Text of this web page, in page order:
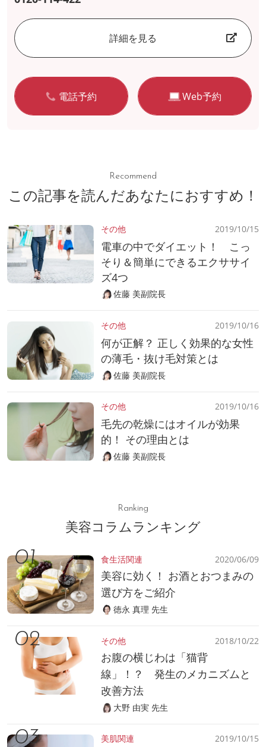
詳細を見る
電話予約 Web予約
Recommend
この記事を読んだあなたにおすすめ！
その他 2019/10/15
電車の中でダイエット！ こっ
そり＆簡単にできるエクササイ
ズ4つ
佐藤 美副院長
その他 2019/10/16
何が正解？ 正しく効果的な女性
の薄毛・抜け毛対策とは
佐藤 美副院長
その他 2019/10/16
毛先の乾燥にはオイルが効果
的！ その理由とは
佐藤 美副院長
Ranking
美容コラムランキング
食生活関連 2020/06/09
美容に効く！ お酒とおつまみの
選び方をご紹介
徳永 真理 先生
その他 2018/10/22
お腹の横じわは「猫背
線」！？ 発生のメカニズムと
改善方法
大野 由実 先生
美肌関連 2019/10/15